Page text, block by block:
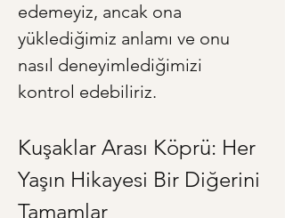
edemeyiz, ancak ona
yüklediğimiz anlamı ve onu
nasıl deneyimlediğimizi
kontrol edebiliriz.
Kuşaklar Arası Köprü: Her
Yaşın Hikayesi Bir Diğerini
Tamamlar